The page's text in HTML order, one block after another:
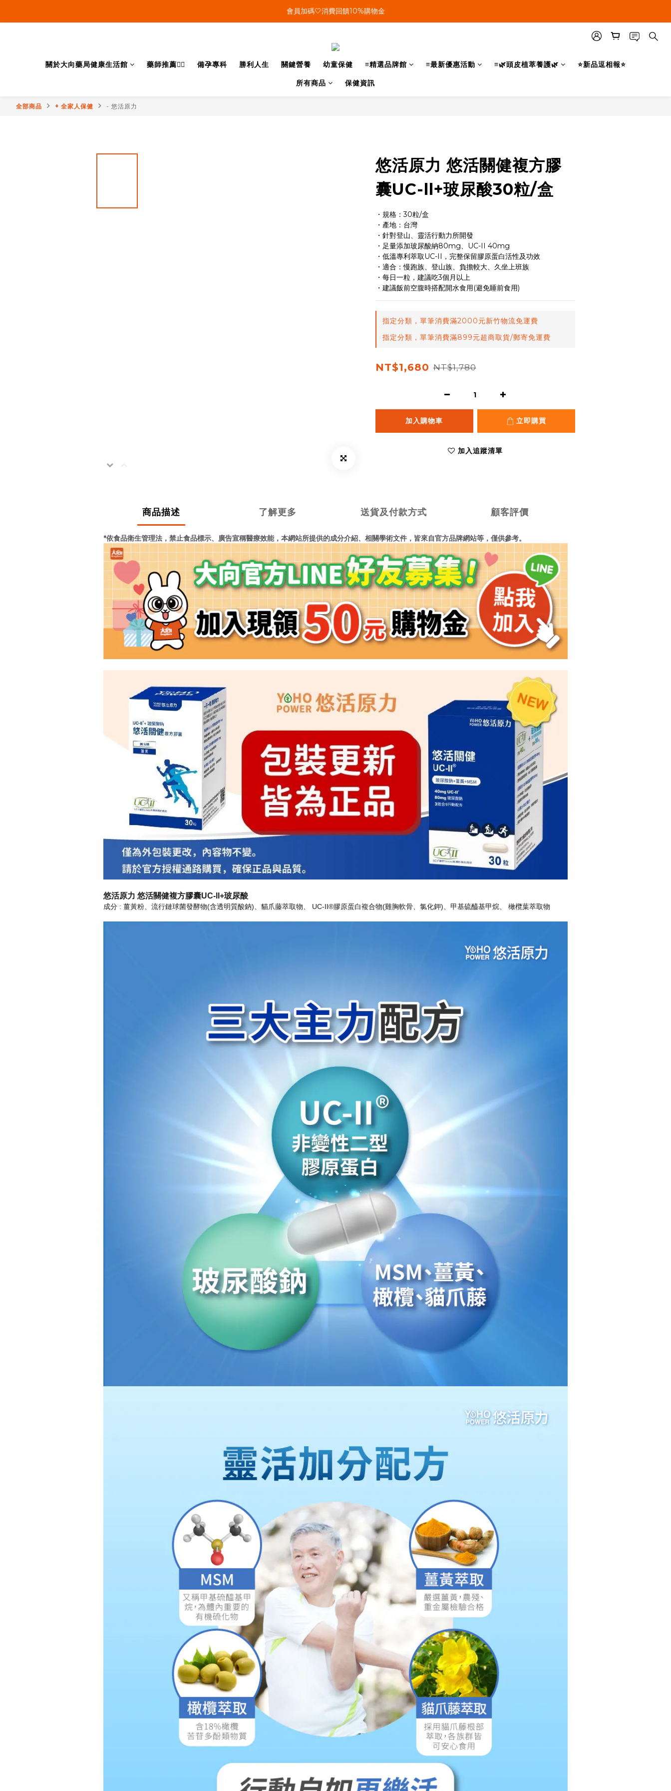
單筆結帳金額滿899🤍超取/郵寄免運費
關於大向藥局健康生活館 藥師推薦👨‍⚕️ 備孕專科 勝利人生 關鍵營養 幼童保健 ≡精選品牌館 ≡最新優惠活動 ≡🌿頭皮植萃養護🌿 ⭐新品逗相報⭐
所有商品 保健資訊
全部商品 + 全家人保健 - 悠活原力
悠活原力 悠活關健複方膠
囊UC-ll+玻尿酸30粒/盒
・規格：30粒/盒
・產地：台灣
・針對登山、靈活行動力所開發
・足量添加玻尿酸納80mg、UC-II 40mg
・低溫專利萃取UC-II，完整保留膠原蛋白活性及功效
・適合：慢跑族、登山族、負擔較大、久坐上班族
・每日一粒，建議吃3個月以上
・建議飯前空腹時搭配開水食用(避免睡前食用)
指定分類，單筆消費滿2000元新竹物流免運費
指定分類，單筆消費滿899元超商取貨/郵寄免運費
NT$1,680 NT$1,780
加入購物車 立即購買
加入追蹤清單
商品描述 了解更多 送貨及付款方式 顧客評價
*依食品衛生管理法，禁止食品標示、廣告宣稱醫療效能， 本網站所提供的成分介紹、相關學術文件， 皆來自官方品牌網站等，僅供參考。
悠活原力 悠活關健複方膠囊UC-ll+玻尿酸
成分 : 薑黃粉、流行鏈球菌發酵物(含透明質酸鈉)、貓爪藤萃取物、 UC-II®膠原蛋白複合物(雞胸軟骨、氯化鉀)、甲基硫醯基甲烷、 橄欖葉萃取物